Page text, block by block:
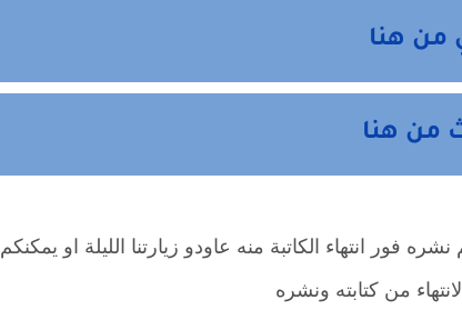
من هنا
من هنا
فور انتهاء الكاتبة منه عاودو زيارتنا الليلة او يمكنكم
من كتابته ونشره